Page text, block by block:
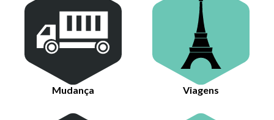
Mudança Viagens